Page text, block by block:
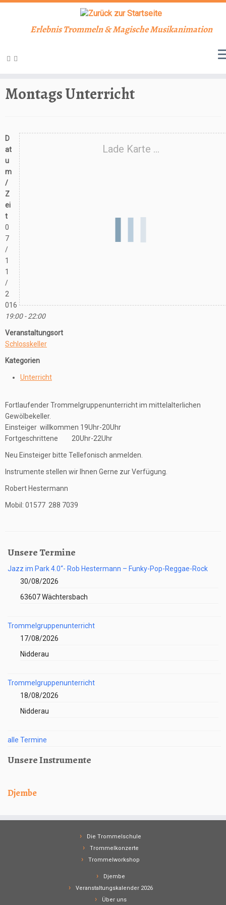
Zum
Erlebnis Trommeln & Magische Musikanimation
Montags Unterricht
Lade Karte ...
D
at
u
m
/
Z
ei
t
0
7
/
1
1
/
2
016
19:00 - 22:00
Veranstaltungsort
Schlosskeller
Kategorien
Unterricht
Fortlaufender Trommelgruppenunterricht im mittelalterlichen
Gewölbekeller.
Einsteiger willkommen 19Uhr-20Uhr
Fortgeschrittene 20Uhr-22Uhr
Neu Einsteiger bitte Tellefonisch anmelden.
Instrumente stellen wir Ihnen Gerne zur Verfügung.
Robert Hestermann
Mobil: 01577 288 7039
Unsere Termine
Jazz im Park 4.0“- Rob Hestermann – Funky-Pop-Reggae-Rock
30/08/2026
63607 Wächtersbach
Trommelgruppenunterricht
17/08/2026
Nidderau
Trommelgruppenunterricht
18/08/2026
Nidderau
alle Termine
Unsere Instrumente
Djembe
Die Trommelschule
Trommelkonzerte
Trommelworkshop
Djembe
Veranstaltungskalender 2026
Über uns